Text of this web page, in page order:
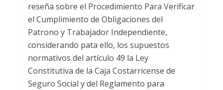
reseña sobre el Procedimiento Para Verificar
el Cumplimiento de Obligaciones del
Patrono y Trabajador Independiente,
considerando pata ello, los supuestos
normativos del artículo 49 la Ley
Constitutiva de la Caja Costarricense de
Seguro Social y del Reglamento para